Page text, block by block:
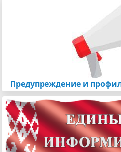
Предупреждение и